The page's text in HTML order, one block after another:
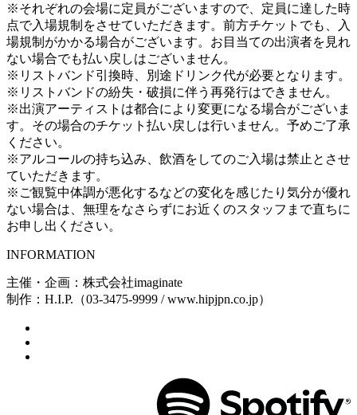
※それぞれの会場に定員がございますので、定員に達した時
点で入場規制をさせていただきます。前方チケットでも、入
場規制がかかる場合がございます。お目当ての出演者を見れ
ない場合でも払い戻しはございません。
※リストバンド引換時、別途ドリンク代が必要となります。
※リストバンドの紛失・破損に伴う再発行はできません。
※出演アーティストは都合により変更になる場合がございま
す。その場合のチケット払い戻しは行いません。予めご了承
ください。
※アルコールの持ち込み、飲酒をしてのご入場は禁止とさせ
ていただきます。
※ご観覧中体調が悪化するなどの変化を感じたり気分が優れ
ない場合は、無理をなさらずにお近くのスタッフまで直ちに
お申し出ください。
INFORMATION
主催・企画：株式会社imaginate
制作：H.I.P.（03-3475-9999 / www.hipjpn.co.jp）